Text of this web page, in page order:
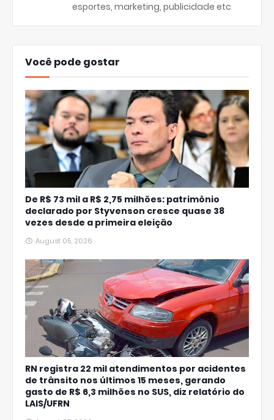
esportes, marketing, publicidade etc
Você pode gostar
De R$ 73 mil a R$ 2,75 milhões: patrimônio
declarado por Styvenson cresce quase 38
vezes desde a primeira eleição
August 05, 2026
RN registra 22 mil atendimentos por acidentes
de trânsito nos últimos 15 meses, gerando
gasto de R$ 6,3 milhões no SUS, diz relatório do
LAIS/UFRN